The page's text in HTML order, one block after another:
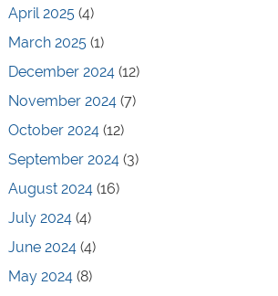
April 2025 (4)
March 2025 (1)
December 2024 (12)
November 2024 (7)
October 2024 (12)
September 2024 (3)
August 2024 (16)
July 2024 (4)
June 2024 (4)
May 2024 (8)